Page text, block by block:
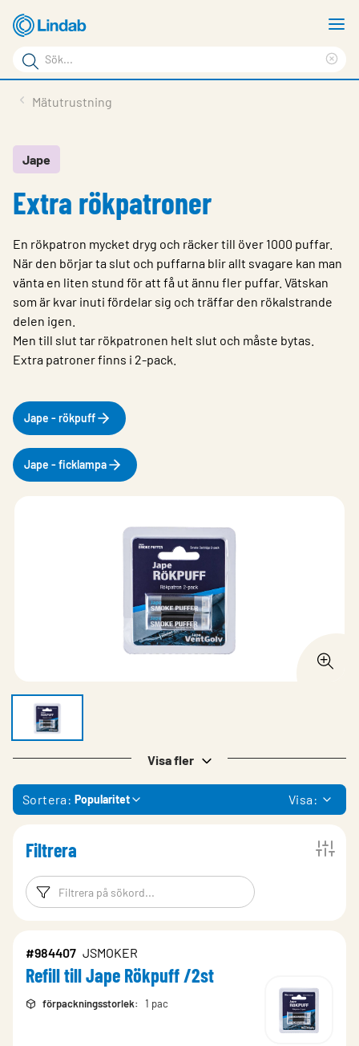
Hoppa
till
huvudinnehållet
Sökord
Sök
på
Service & Support
Hållbarhet
Kontakt
Choose languge
Sweden
Mätutrustning
Jape
Extra rökpatroner
En rökpatron mycket dryg och räcker till över 1000 puffar.
När den börjar ta slut och puffarna blir allt svagare kan man
vänta en liten stund för att få ut ännu fler puffar. Vätskan
som är kvar inuti fördelar sig och träffar den rökalstrande
delen igen.
Men till slut tar rökpatronen helt slut och måste bytas.
Extra patroner finns i 2-pack.
Jape - rökpuff
Jape - ficklampa
Visa fler
Sortera: Popularitet Visa:
Filtrera
Filtreringsord Filtrera
#984407 JSMOKER
Refill till Jape Rökpuff /2st
förpackningsstorlek: 1 pac